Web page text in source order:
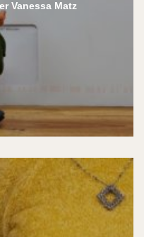
Vanessa Matz